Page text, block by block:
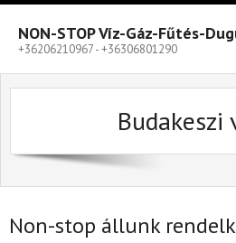
Skip
content
NON-STOP Víz-Gáz-Fűtés-
+36206210967 - +36306801290
Budakeszi
Non-stop állunk